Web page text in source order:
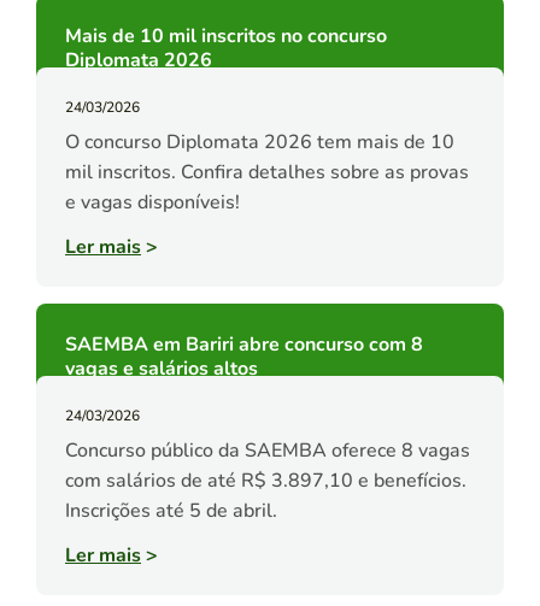
Mais de 10 mil inscritos no concurso
Diplomata 2026
24/03/2026
O concurso Diplomata 2026 tem mais de 10
mil inscritos. Confira detalhes sobre as provas
e vagas disponíveis!
Ler mais>
SAEMBA em Bariri abre concurso com 8
vagas e salários altos
24/03/2026
Concurso público da SAEMBA oferece 8 vagas
com salários de até R$ 3.897,10 e benefícios.
Inscrições até 5 de abril.
Ler mais>